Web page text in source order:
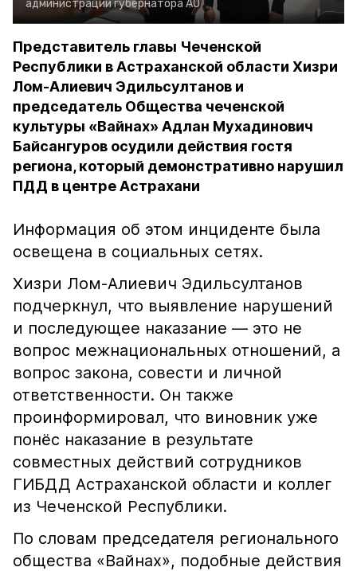
администрации губернатора АО
Представитель главы Чеченской
Республики в Астраханской области Хизри
Лом-Алиевич Эдильсултанов и
председатель Общества чеченской
культуры «Вайнах» Адлан Мухадинович
Байсангуров осудили действия гостя
региона, который демонстративно нарушил
ПДД в центре Астрахани
Информация об этом инциденте была
освещена в социальных сетях.
Хизри Лом-Алиевич Эдильсултанов
подчеркнул, что выявление нарушений
и последующее наказание — это не
вопрос межнациональных отношений, а
вопрос закона, совести и личной
ответственности. Он также
проинформировал, что виновник уже
понёс наказание в результате
совместных действий сотрудников
ГИБДД Астраханской области и коллег
из Чеченской Республики.
По словам председателя регионального
общества «Вайнах», подобные действия